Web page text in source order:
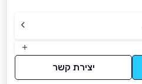
יצירת קשר